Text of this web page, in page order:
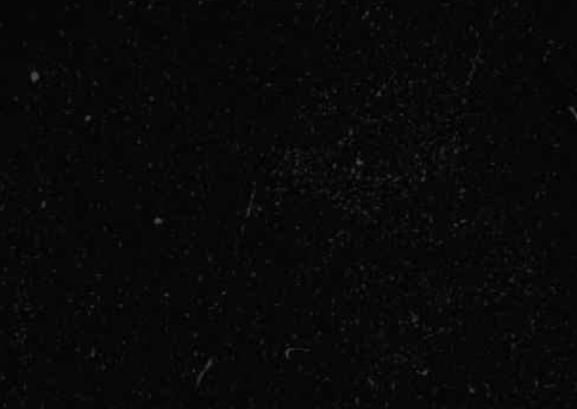
kao Antidepresiv:
Stresa i Anksioznosti: